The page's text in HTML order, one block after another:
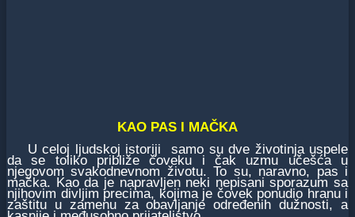
KAO PAS I MAČKA
U celoj ljudskoj istoriji samo su dve životinja uspele
da se toliko približe čoveku i čak uzmu učešća u
njegovom svakodnevnom životu. To su, naravno, pas i
mačka. Kao da je napravljen neki nepisani sporazum sa
njihovim divljim precima, kojima je čovek ponudio hranu i
zaštitu u zamenu za obavljanje određenih dužnosti, a